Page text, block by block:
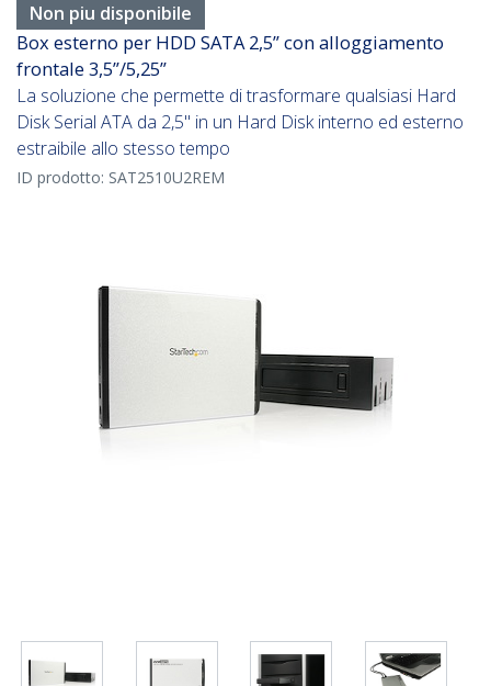
Non piu disponibile
Box esterno per HDD SATA 2,5” con alloggiamento
frontale 3,5”/5,25”
La soluzione che permette di trasformare qualsiasi Hard
Disk Serial ATA da 2,5" in un Hard Disk interno ed esterno
estraibile allo stesso tempo
ID prodotto: SAT2510U2REM